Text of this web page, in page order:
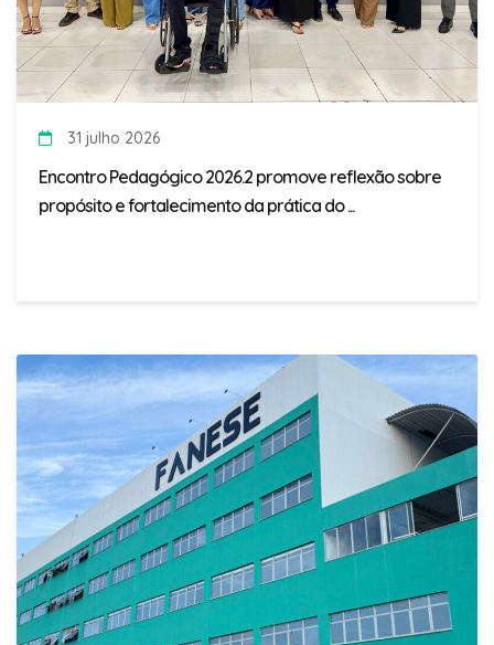
31 julho 2026
Encontro Pedagógico 2026.2 promove reflexão sobre
propósito e fortalecimento da prática do ...